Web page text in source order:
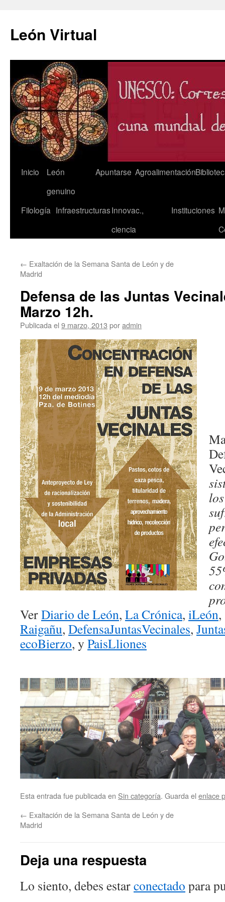
León Virtual
Saltar
contenido
Inicio
León
genuino
Apuntarse Agroalimentación
Filología InfraestructurasInnovac.,
ciencia
Instituciones
← Exaltación de la Semana Santa de León y de
Madrid
Defensa de las Juntas
Marzo 12h.
Publicada el 9 marzo, 2013 poradmin
VerDiario de León, La Crónica, iLeón
Raigañu, DefensaJuntasVecinales,
ecoBierzo, y PaisLliones
Esta entrada fue publicada en Sin categoría. Guarda el enlace
← Exaltación de la Semana Santa de León y de
Madrid
Deja una respuesta
Lo siento, debes estarconectado para